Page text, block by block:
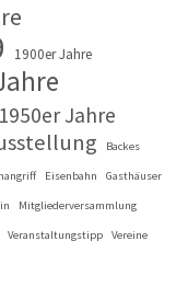
1900er Jahre
1950er Jahre
Backes
Eisenbahn Gasthäuser
Mitgliederversammlung
Veranstaltungstipp Vereine